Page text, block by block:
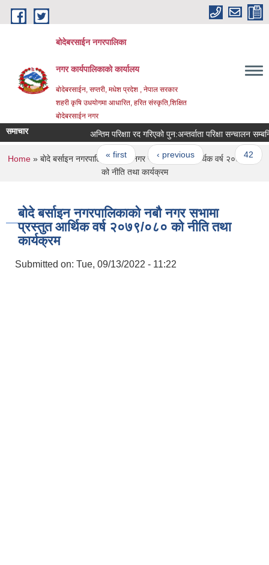
Skip to main content
बोदेबरसाईन नगरपालिका
नगर कार्यपालिकाको कार्यालय
बोदेबरसाईन, सप्तरी, मधेश प्रदेश , नेपाल सरकार
शहरी कृषि उधयोगमा आधारित, हरित संस्कृति,शिक्षित
बोदेबरसाईन नगर
समाचार अन्तिम परिक्षाा रद गरिएको पुन‍‌‌:अन्तर्वाता परिक्षा सन्चालन
Pages
« first ‹ previous …
You are here
Home» बाेदे बर्साइन नगरपालिकाको नबौ नगर सभामा प्रस्तुत आर्थिक वर्ष २०७९/०८०
को नीति तथा कार्यक्रम
बाेदे बर्साइन नगरपालिकाको नबौ नगर सभामा
प्रस्तुत आर्थिक वर्ष २०७९/०८० को नीति तथा
कार्यक्रम
Submitted on: Tue, 09/13/2022 - 11:22